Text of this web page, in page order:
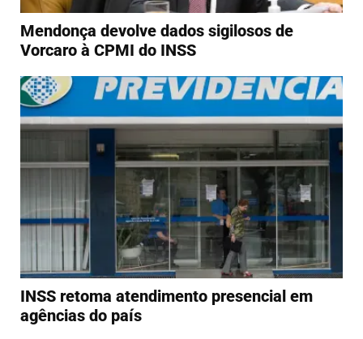
Mendonça devolve dados sigilosos de
Vorcaro à CPMI do INSS
INSS retoma atendimento presencial em
agências do país